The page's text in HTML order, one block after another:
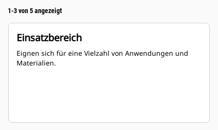
1-3 von 5 angezeigt
Einsatzbereich
Eignen sich für eine Vielzahl von Anwendungen und
Materialien.